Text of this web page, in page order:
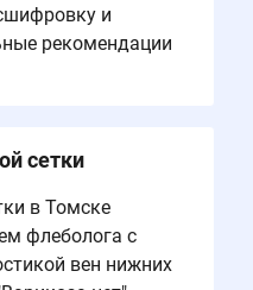
и
рекомендации
сетки
в Томске
флеболога с
вен нижних